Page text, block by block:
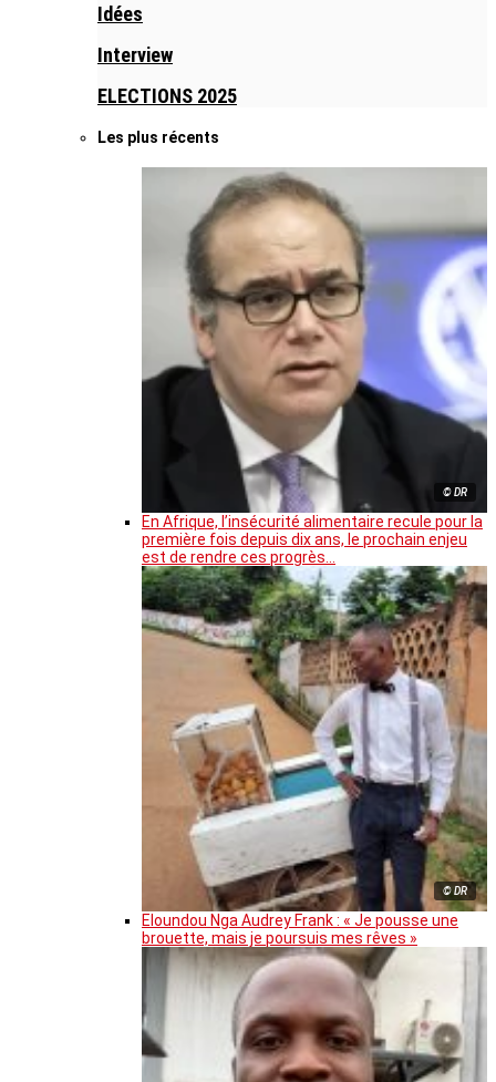
Idées
Interview
ELECTIONS 2025
Les plus récents
© DR
En Afrique, l’insécurité alimentaire recule pour la
première fois depuis dix ans, le prochain enjeu
est de rendre ces progrès…
© DR
Eloundou Nga Audrey Frank : « Je pousse une
brouette, mais je poursuis mes rêves »